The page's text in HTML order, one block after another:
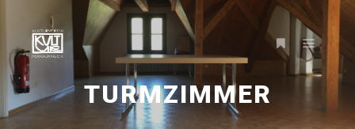
TURMZIMMER